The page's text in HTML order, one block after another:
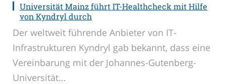
Universität Mainz führt IT-Healthcheck mit Hilfe
von Kyndryl durch
Der weltweit führende Anbieter von IT-
Infrastrukturen Kyndryl gab bekannt, dass eine
Vereinbarung mit der Johannes-Gutenberg-
Universität…